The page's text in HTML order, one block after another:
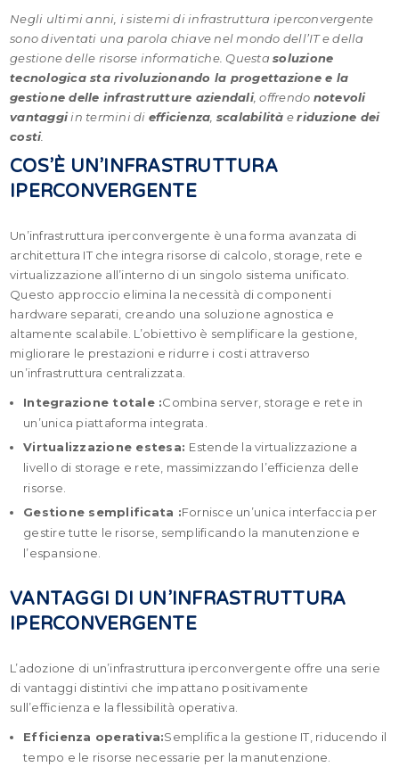
Negli ultimi anni, i sistemi di infrastruttura iperconvergente
sono diventati una parola chiave nel mondo dell’IT e della
gestione delle risorse informatiche. Questasoluzione
tecnologica sta rivoluzionando la progettazione e la
gestione delle infrastrutture aziendali, offrendo notevoli
vantaggiin termini di efficienza scalabilità eriduzione dei
costi.
COS’È UN’INFRASTRUTTURA
IPERCONVERGENTE
Un’infrastruttura iperconvergente è una forma avanzata di
architettura IT che integra risorse di calcolo, storage, rete e
virtualizzazione all’interno di un singolo sistema unificato.
Questo approccio elimina la necessità di componenti
hardware separati, creando una soluzione agnostica e
altamente scalabile. L’obiettivo è semplificare la gestione,
migliorare le prestazioni e ridurre i costi attraverso
un’infrastruttura centralizzata.
Integrazione totale :Combina server, storage e rete in
un’unica piattaforma integrata.
Virtualizzazione estesa: Estende la virtualizzazione a
livello di storage e rete, massimizzando l’efficienza delle
risorse.
Gestione semplificata :Fornisce un’unica interfaccia per
gestire tutte le risorse, semplificando la manutenzione e
l’espansione.
VANTAGGI DI UN’INFRASTRUTTURA
IPERCONVERGENTE
L’adozione di un’infrastruttura iperconvergente offre una serie
di vantaggi distintivi che impattano positivamente
sull’efficienza e la flessibilità operativa.
Efficienza operativa:Semplifica la gestione IT, riducendo il
tempo e le risorse necessarie per la manutenzione.